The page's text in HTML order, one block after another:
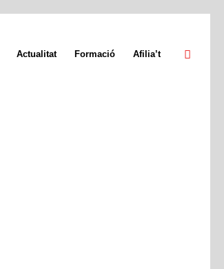
Actualitat Formació Afilia’t